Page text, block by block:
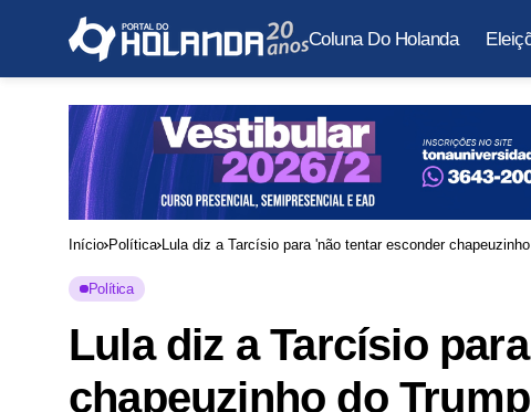
Coluna Do Holanda
Início Política Lula diz a Tarcísio para 'não tentar esconder
Política
Lula diz a Tarcísio
chapeuzinho do